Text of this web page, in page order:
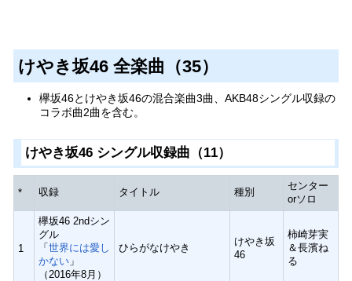
けやき坂46 全楽曲（35）
欅坂46とけやき坂46の混合楽曲3曲、AKB48シングル収録の
コラボ曲2曲を含む。
けやき坂46 シングル収録曲（11）
* 収録 タイトル 種別
センター
orソロ
1
欅坂46 2ndシン
グル
「世界には愛し
かない」
（2016年8月）
ひらがなけやき
けやき坂
46
柿崎芽実
＆長濱ね
る